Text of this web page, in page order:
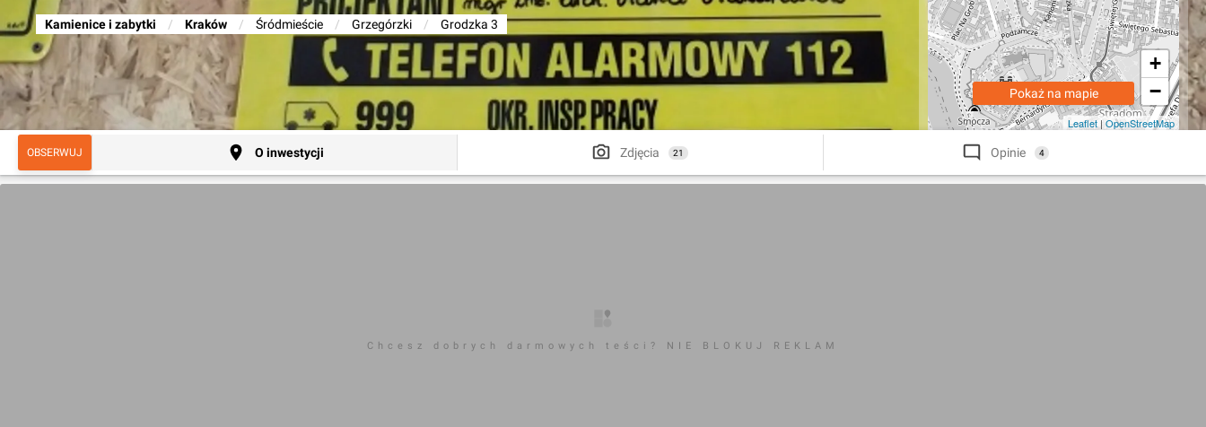
Kamienice i zabytki / Kraków / Śródmieście / Grzegórzki / Grodzka 3
+
−
Leaflet |OpenStreetMap
Pokaż na mapie
OBSERWUJ O inwestycji Zdjęcia 21 Opinie 4
Chcesz dobrych darmowych teści? NIE BLOKUJ REKLAM